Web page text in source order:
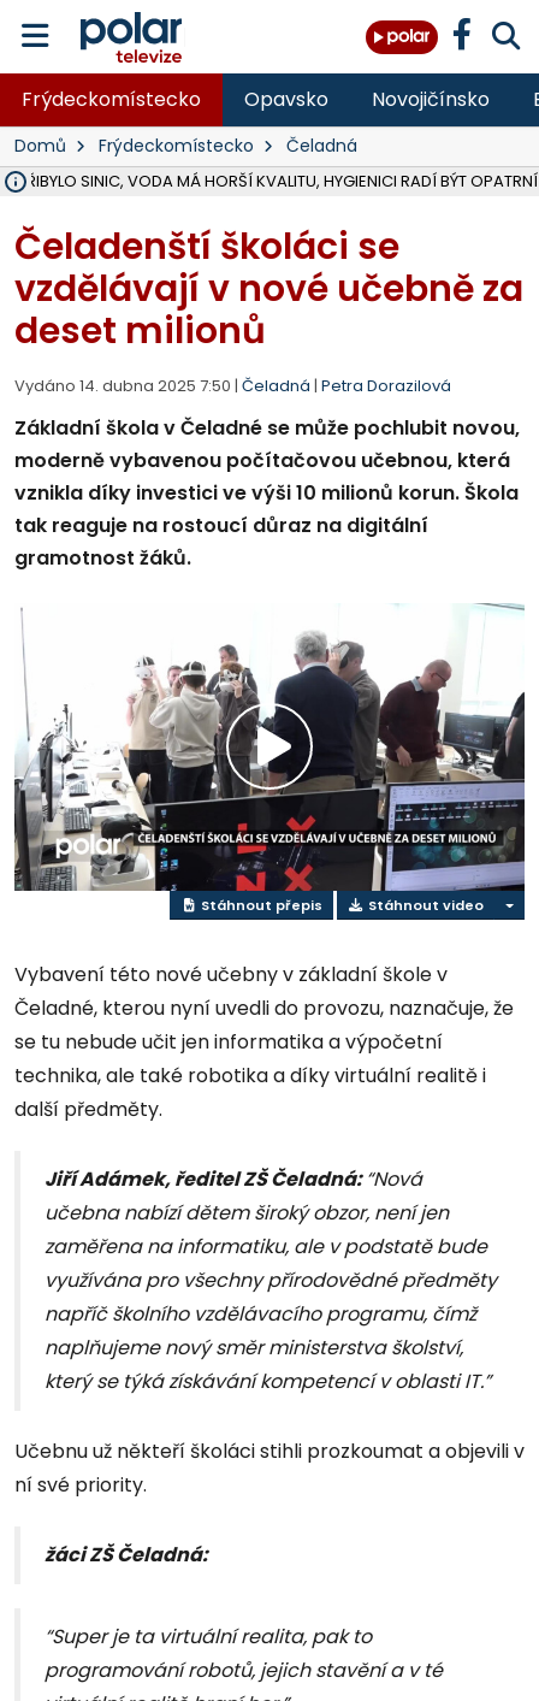
Frýdeckomístecko Opavsko Novojičínsko
Domů Frýdeckomístecko Čeladná
PŘIBYLO SINIC, VODA MÁ HORŠÍ KVALITU, HYGIENICI RADÍ BÝT OPATRNÍ
Čeladenští školáci se
vzdělávají v nové učebně za
deset milionů
Vydáno 14. dubna 2025 7:50 | Čeladná | Petra Dorazilová
Základní škola v Čeladné se může pochlubit novou,
moderně vybavenou počítačovou učebnou, která
vznikla díky investici ve výši 10 milionů korun. Škola
tak reaguje na rostoucí důraz na digitální
gramotnost žáků.
Přehrát
video
Stáhnout přepis Stáhnout video
Vybavení této nové učebny v základní škole v
Čeladné, kterou nyní uvedli do provozu, naznačuje, že
se tu nebude učit jen informatika a výpočetní
technika, ale také robotika a díky virtuální realitě i
další předměty.
Jiří Adámek, ředitel ZŠ Čeladná:“Nová
učebna nabízí dětem široký obzor, není jen
zaměřena na informatiku, ale v podstatě bude
využívána pro všechny přírodovědné předměty
napříč školního vzdělávacího programu, čímž
naplňujeme nový směr ministerstva školství,
který se týká získávání kompetencí v oblasti IT.”
Učebnu už někteří školáci stihli prozkoumat a objevili v
ní své priority.
žáci ZŠ Čeladná:
“Super je ta virtuální realita, pak to
programování robotů, jejich stavění a v té